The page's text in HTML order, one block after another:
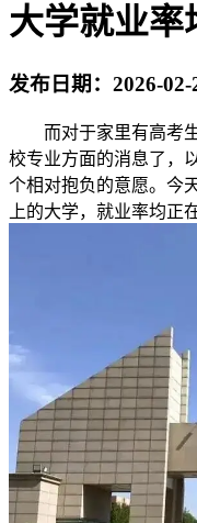
大学就业率
发布日期： 2026-02-
而对于家里有高考生
校专业方面的消息了，
个相对抱负的意愿。今
上的大学，就业率均正